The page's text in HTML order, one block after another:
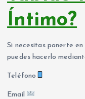
Íntimo?
Si necesitas ponerte
puedes hacerlo
Teléfono
Email